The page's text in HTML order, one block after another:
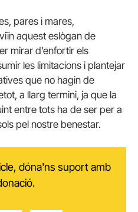
pares i mares,
aquest eslògan de
mirar d’enfortir els
les limitacions i plantejar
que no hagin de
a llarg termini, ja que la
entre tots ha de ser per a
pel nostre benestar.
dóna'ns suport amb